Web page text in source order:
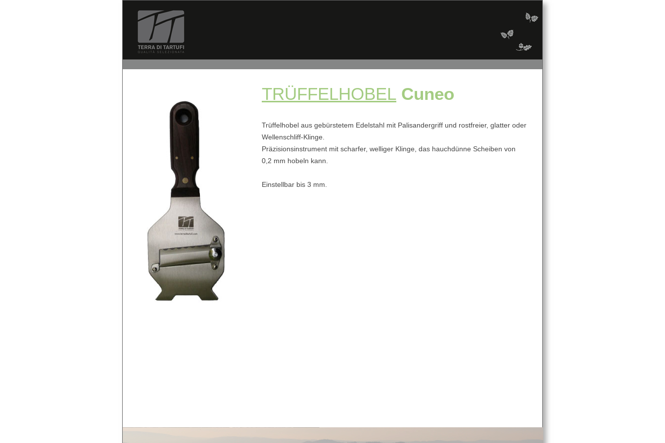
TRÜFFELHOBEL Cuneo
Trüffelhobel aus gebürstetem Edelstahl mit Palisandergriff und rostfreier, glatter oder
Wellenschliff-Klinge.
Präzisionsinstrument mit scharfer, welliger Klinge, das hauchdünne Scheiben von
0,2 mm hobeln kann.
Einstellbar bis 3 mm.